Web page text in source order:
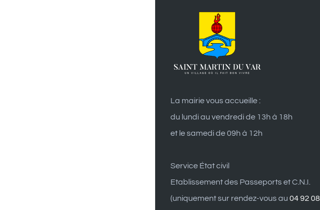
La mairie vous accueille :
du lundi au vendredi de 13h à 18h
et le samedi de 09h à 12h
Service État civil
Etablissement des Passeports et C.N.I.
(uniquement sur rendez-vous au 04 92 08